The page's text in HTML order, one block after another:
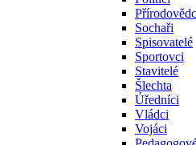
Sochaři
Spisovatelé
Sportovci
Stavitelé
Šlechta
Úředníci
Vládci
Vojáci